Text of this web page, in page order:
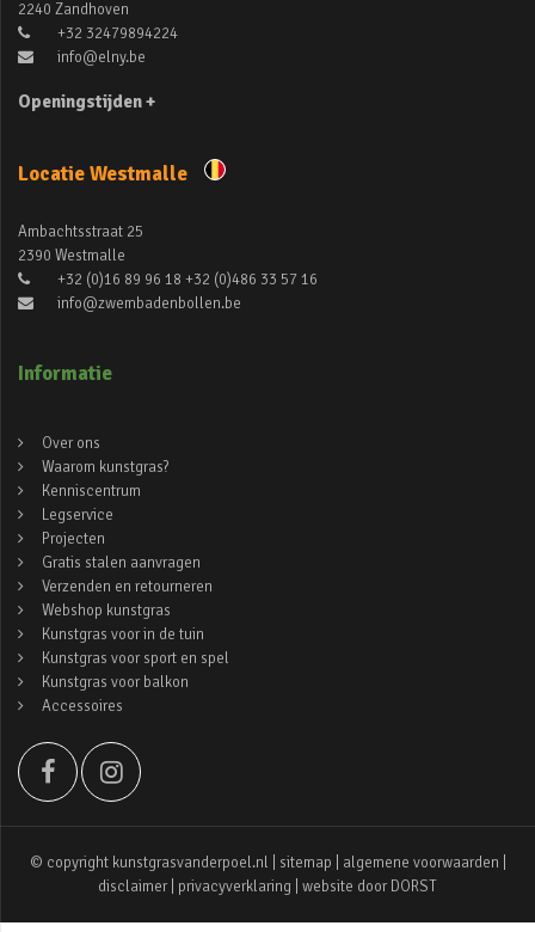
2240 Zandhoven
+32 32479894224
info@elny.be
Openingstijden +
Locatie Westmalle
Ambachtsstraat 25
2390 Westmalle
+32 (0)16 89 96 18 +32 (0)486 33 57 16
info@zwembadenbollen.be
Informatie
Over ons
Waarom kunstgras?
Kenniscentrum
Legservice
Projecten
Gratis stalen aanvragen
Verzenden en retourneren
Webshop kunstgras
Kunstgras voor in de tuin
Kunstgras voor sport en spel
Kunstgras voor balkon
Accessoires
© copyright kunstgrasvanderpoel.nl | sitemap algemene voorwaarden
disclaimer
privacyverklaring | website door DORST